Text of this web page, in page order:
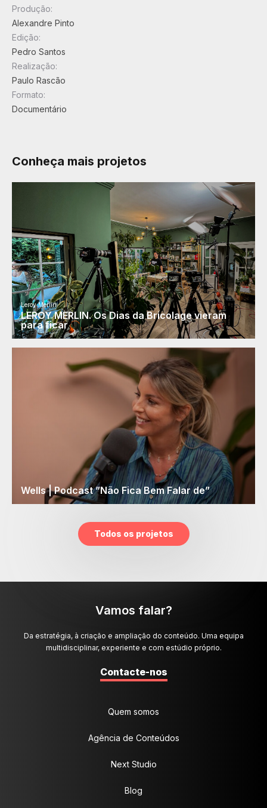
Produção:
Alexandre Pinto
Edição:
Pedro Santos
Realização:
Paulo Rascão
Formato:
Documentário
Conheça mais projetos
Leroy Merlin
LEROY MERLIN. Os Dias da Bricolage vieram
para ficar
Wells | Podcast ”Não Fica Bem Falar de”
Todos os projetos
Vamos falar?
Da estratégia, à criação e ampliação do conteúdo. Uma equipa
multidisciplinar, experiente e com estúdio próprio.
Contacte-nos
Quem somos
Agência de Conteúdos
Next Studio
Blog